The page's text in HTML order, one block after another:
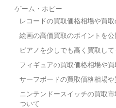
ゲーム・ホビー
レコードの買取価格相場や買
絵画の高価買取のポイントを公
ピアノを少しでも高く買取し
フィギュアの買取価格相場や
サーフボードの買取価格相場
ニンテンドースイッチの買取
ついて